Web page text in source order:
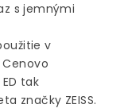
s jemnými
v
ED tak
značky ZEISS.